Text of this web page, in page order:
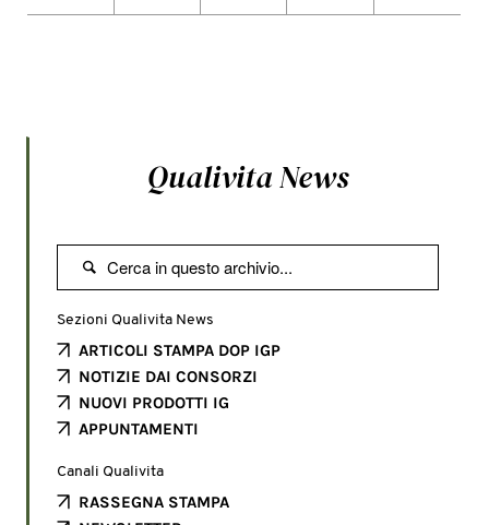
Qualivita News

Sezioni Qualivita News
ARTICOLI STAMPA DOP IGP
NOTIZIE DAI CONSORZI
NUOVI PRODOTTI IG
APPUNTAMENTI
Canali Qualivita
RASSEGNA STAMPA